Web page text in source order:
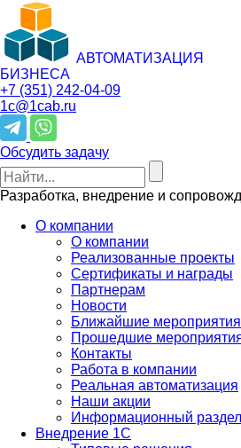
АВТОМАТИЗАЦИЯ
БИЗНЕСА
+7 (351) 242-04-09
1c@1cab.ru
Обсудить задачу
Разработка, внедрение и
О компании
О компании
Реализованные проекты
Сертификаты и награды
Партнерам
Новости
Ближайшие мероприятия
Прошедшие
Контакты
Работа в компании
Реальная автоматизация
Наши акции
Информационный
Внедрение 1С